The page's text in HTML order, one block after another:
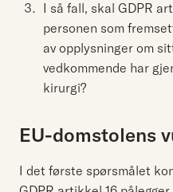
I så fall, skal GDPR
personen som
av opplysninger om
vedkommende har
kirurgi?
EU-domstolens
I det første spørsmålet